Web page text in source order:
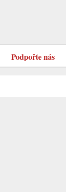
Podpořte nás